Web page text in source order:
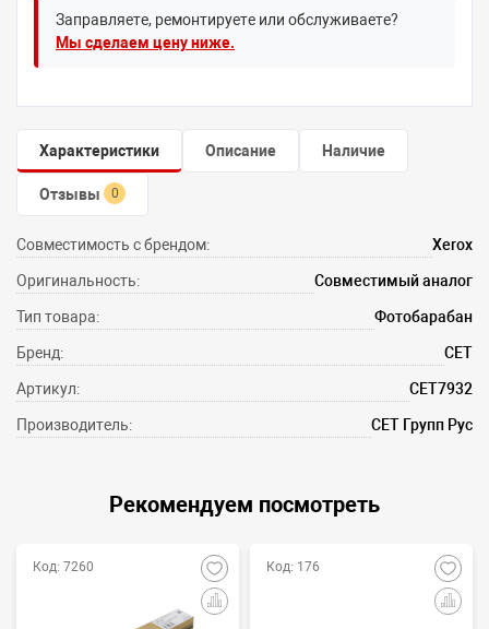
Заправляете, ремонтируете или обслуживаете?
Мы сделаем цену ниже.
Характеристики Описание Наличие
Отзывы 0
Совместимость с брендом: Xerox
Оригинальность: Совместимый аналог
Тип товара: Фотобарабан
Бренд: CET
Артикул: CET7932
Производитель: СЕТ Групп Рус
Рекомендуем посмотреть
Код: 7260 Код: 176